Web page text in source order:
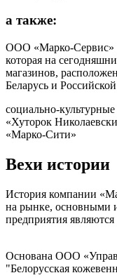
а также:
ООО «Марко-Сервис»
которая на
магазинов,
Беларусь и
социально-
«Хуторок
«Марко-Сити»
Вехи истории
История компании
на рынке, основными
предприятия
Основана ООО
"Белорусская